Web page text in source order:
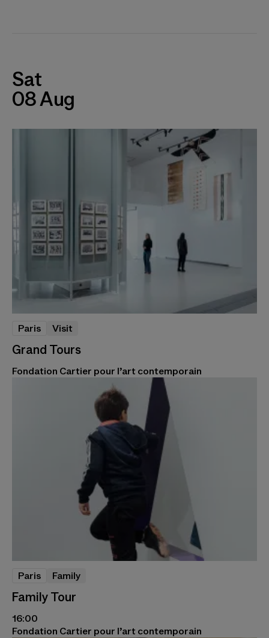
Sat
08 Aug
Grand Tours
Paris Visit
Fondation Cartier pour l’art contemporain
Family Tour
Paris Family
16:00
Fondation Cartier pour l’art contemporain